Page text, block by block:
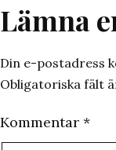
Lämna
Din e-postadress
Obligatoriska fält
Kommentar *